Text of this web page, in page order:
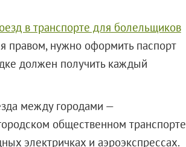
в транспорте для болельщиков
правом, нужно оформить паспорт
должен получить каждый
между городами —
общественном транспорте
электричках и аэроэкспрессах.